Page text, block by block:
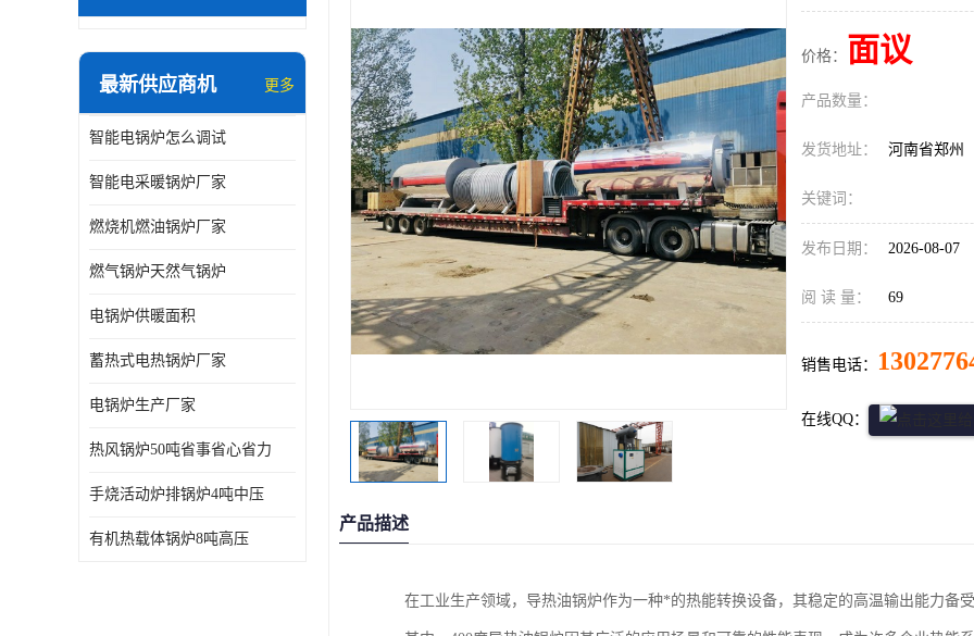
最新供应商机 更多
智能电锅炉怎么调试
智能电采暖锅炉厂家
燃烧机燃油锅炉厂家
燃气锅炉天然气锅炉
电锅炉供暖面积
蓄热式电热锅炉厂家
电锅炉生产厂家
热风锅炉50吨省事省心省力
手烧活动炉排锅炉4吨中压
有机热载体锅炉8吨高压
价格： 面议
产品数量：
发货地址： 河南省郑州
关键词：
发布日期： 2026-08-07
阅 读 量： 69
销售电话：
在线QQ：
产品描述
在工业生产领域，导热油锅炉作为一种*的热能转换设备，其稳定的高温输出能力备